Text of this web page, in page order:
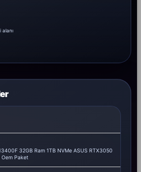
alanı
32GB Ram 1TB NVMe ASUS RTX3050
Paket